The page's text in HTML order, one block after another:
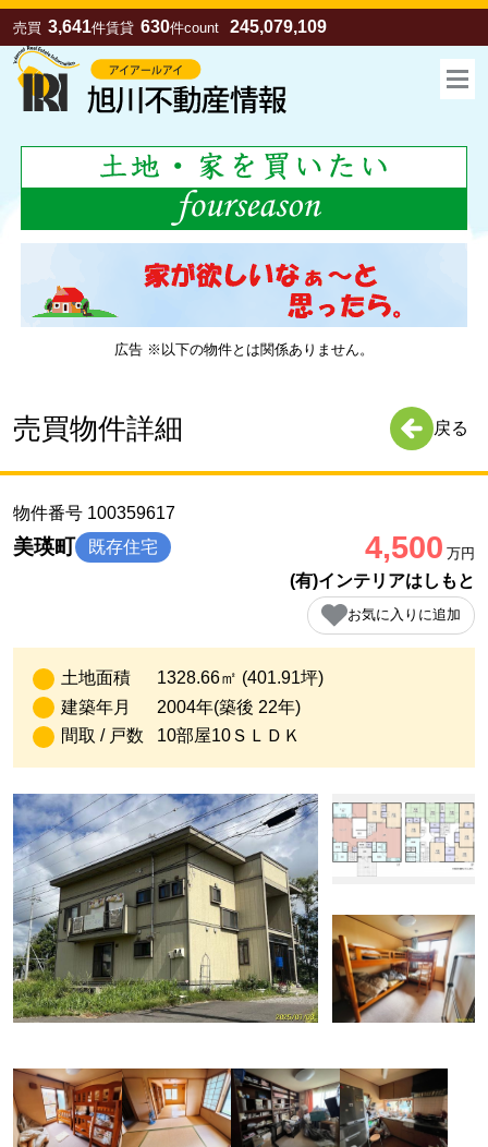
売買 3,641件賃貸 630件count 245,079,109
広告 ※以下の物件とは関係ありません。
売買物件詳細 戻る
物件番号 100359617
美瑛町 既存住宅 4,500 万円
(有)インテリアはしもと
お気に入りに追加
土地面積
1328.66㎡ (401.91坪)
建築年月
2004年(築後 22年)
間取 / 戸数
10部屋10ＳＬＤＫ